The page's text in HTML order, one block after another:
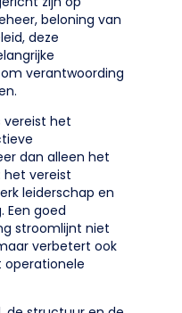
beloning van
deze
verantwoording
vereist het
dan alleen het
het vereist
leiderschap en
Een goed
stroomlijnt niet
verbetert ook